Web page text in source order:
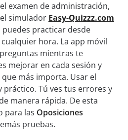
examen de administración,
simulador Easy-Quizzz.com
puedes practicar desde
hora. La app móvil
mientras te
mejorar en cada sesión y
más importa. Usar el
práctico. Tú ves tus errores y
manera rápida. De esta
para las Oposiciones
pruebas.